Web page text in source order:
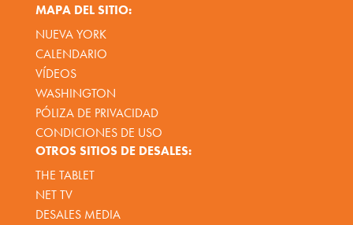
MAPA DEL SITIO:
NUEVA YORK
CALENDARIO
VÍDEOS
WASHINGTON
PÓLIZA DE PRIVACIDAD
CONDICIONES DE USO
OTROS SITIOS DE DESALES:
THE TABLET
NET TV
DESALES MEDIA